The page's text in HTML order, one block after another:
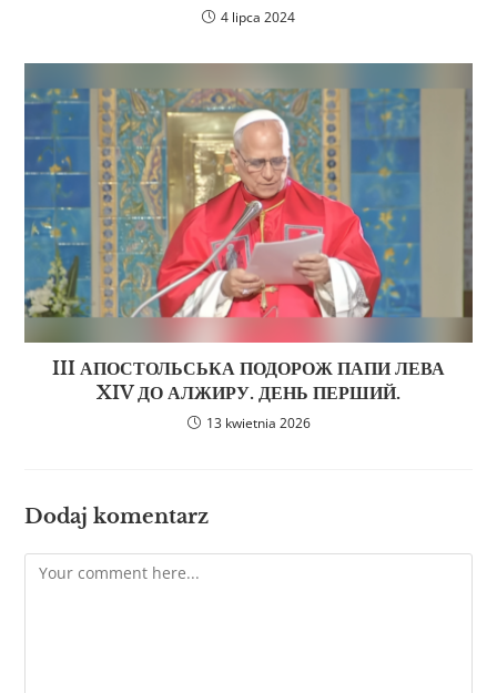
4 lipca 2024
III АПОСТОЛЬСЬКА ПОДОРОЖ ПАПИ ЛЕВА
XIV ДО АЛЖИРУ. ДЕНЬ ПЕРШИЙ.
13 kwietnia 2026
Dodaj komentarz